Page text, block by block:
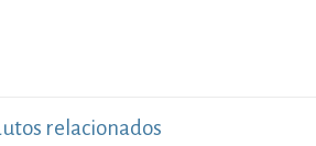
relacionados